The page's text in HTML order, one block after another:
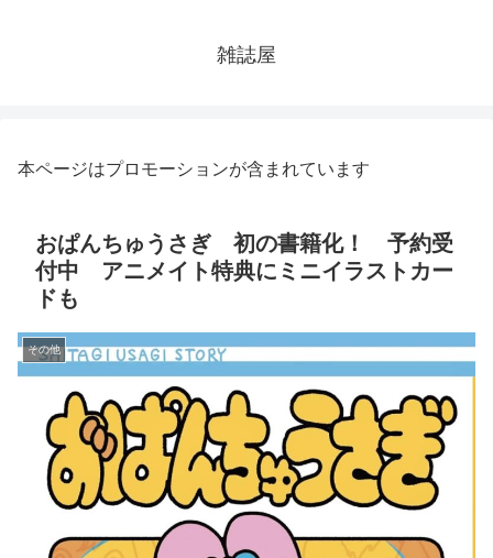
雑誌屋
本ページはプロモーションが含まれています
おぱんちゅうさぎ 初の書籍化！ 予約受
付中 アニメイト特典にミニイラストカー
ドも
その他